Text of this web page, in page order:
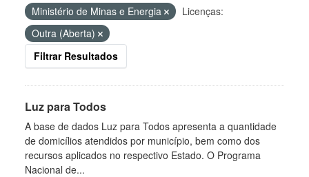
Ministério de Minas e Energia
Licenças:
Outra (Aberta)
Filtrar Resultados
Luz para Todos
A base de dados Luz para Todos apresenta a quantidade
de domicílios atendidos por município, bem como dos
recursos aplicados no respectivo Estado. O Programa
Nacional de...